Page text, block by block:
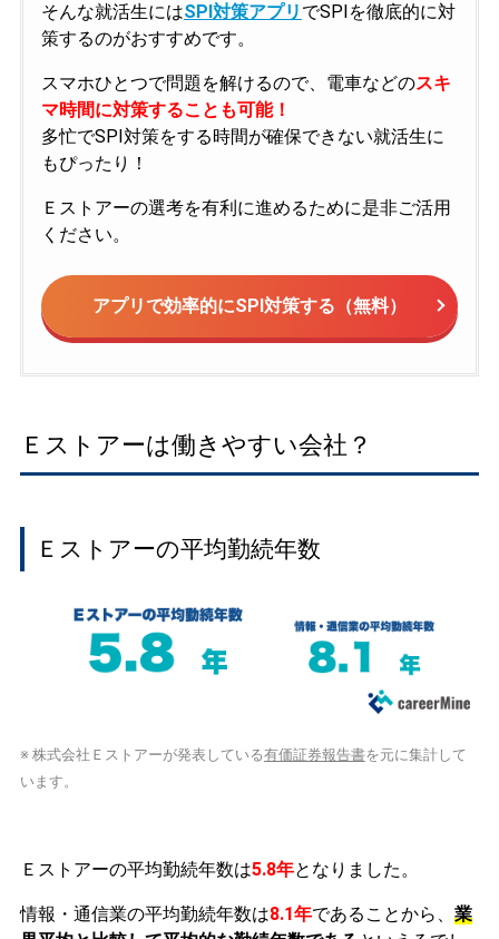
そんな就活生にはSPI対策アプリ でSPIを徹底的に対
策するのがおすすめです。
スマホひとつで問題を解けるので、電車などのスキ
マ時間に対策することも可能！
多忙でSPI対策をする時間が確保できない就活生に
もぴったり！
Ｅストアーの選考を有利に進めるために是非ご活用
ください。
アプリで効率的にSPI対策する（無料）
Ｅストアーは働きやすい会社？
Ｅストアーの平均勤続年数
※ 株式会社Ｅストアーが発表している有価証券報告書を元に集計して
います。
Ｅストアーの平均勤続年数は5.8年となりました。
情報・通信業の平均勤続年数は8.1年であることから、 業